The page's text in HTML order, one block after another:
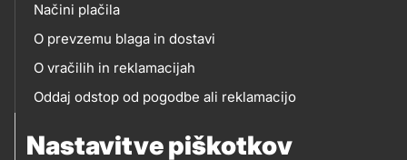
Nastavitve piškotkov
Načini plačila
O prevzemu blaga in dostavi
O vračilih in reklamacijah
Oddaj odstop od pogodbe ali reklamacijo
(OEEO)